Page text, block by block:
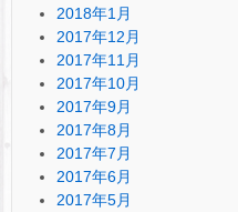
2018年1月
2017年12月
2017年11月
2017年10月
2017年9月
2017年8月
2017年7月
2017年6月
2017年5月